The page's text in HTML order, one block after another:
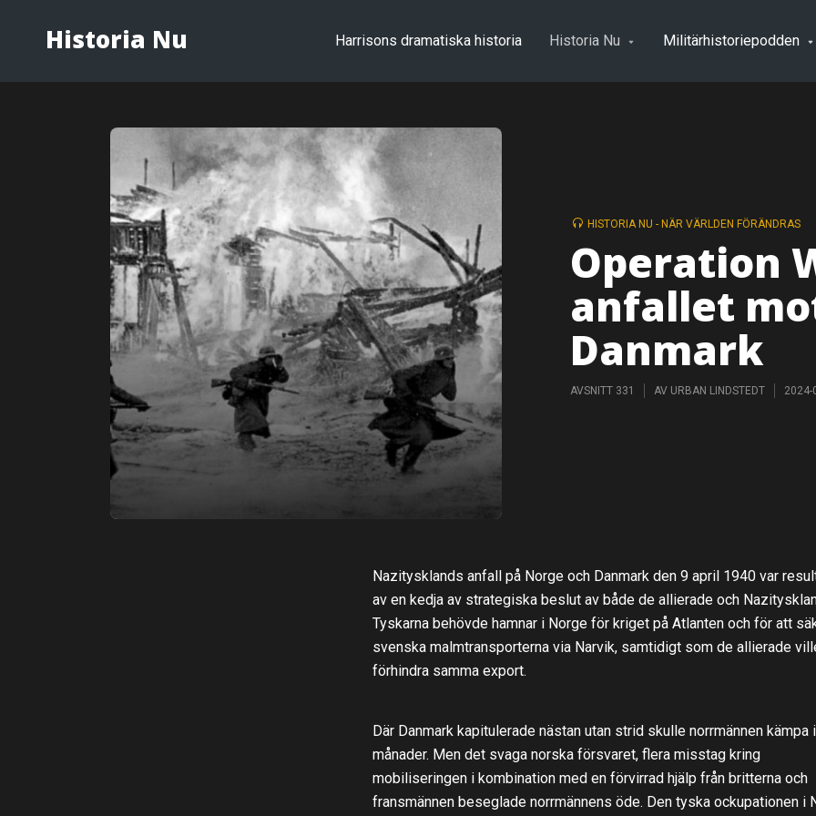
Historia Nu Harrisons dramatiska historia Historia Nu Militärhistoriepodden
HISTORIA NU - NÄR VÄRLDEN FÖRÄNDRAS
Operation
anfallet
Danmark
AVSNITT 331 AV URBAN LINDSTEDT 2024-
Nazitysklands anfall på Norge och Danmark den 9 april 1940 var
av en kedja av strategiska beslut av både de allierade och
Tyskarna behövde hamnar i Norge för kriget på Atlanten och för att
svenska malmtransporterna via Narvik, samtidigt som de allierade
förhindra samma export.
Där Danmark kapitulerade nästan utan strid skulle norrmännen kämpa
månader. Men det svaga norska försvaret, flera misstag kring
mobiliseringen i kombination med en förvirrad hjälp från britterna och
fransmännen beseglade norrmännens öde. Den tyska ockupationen i